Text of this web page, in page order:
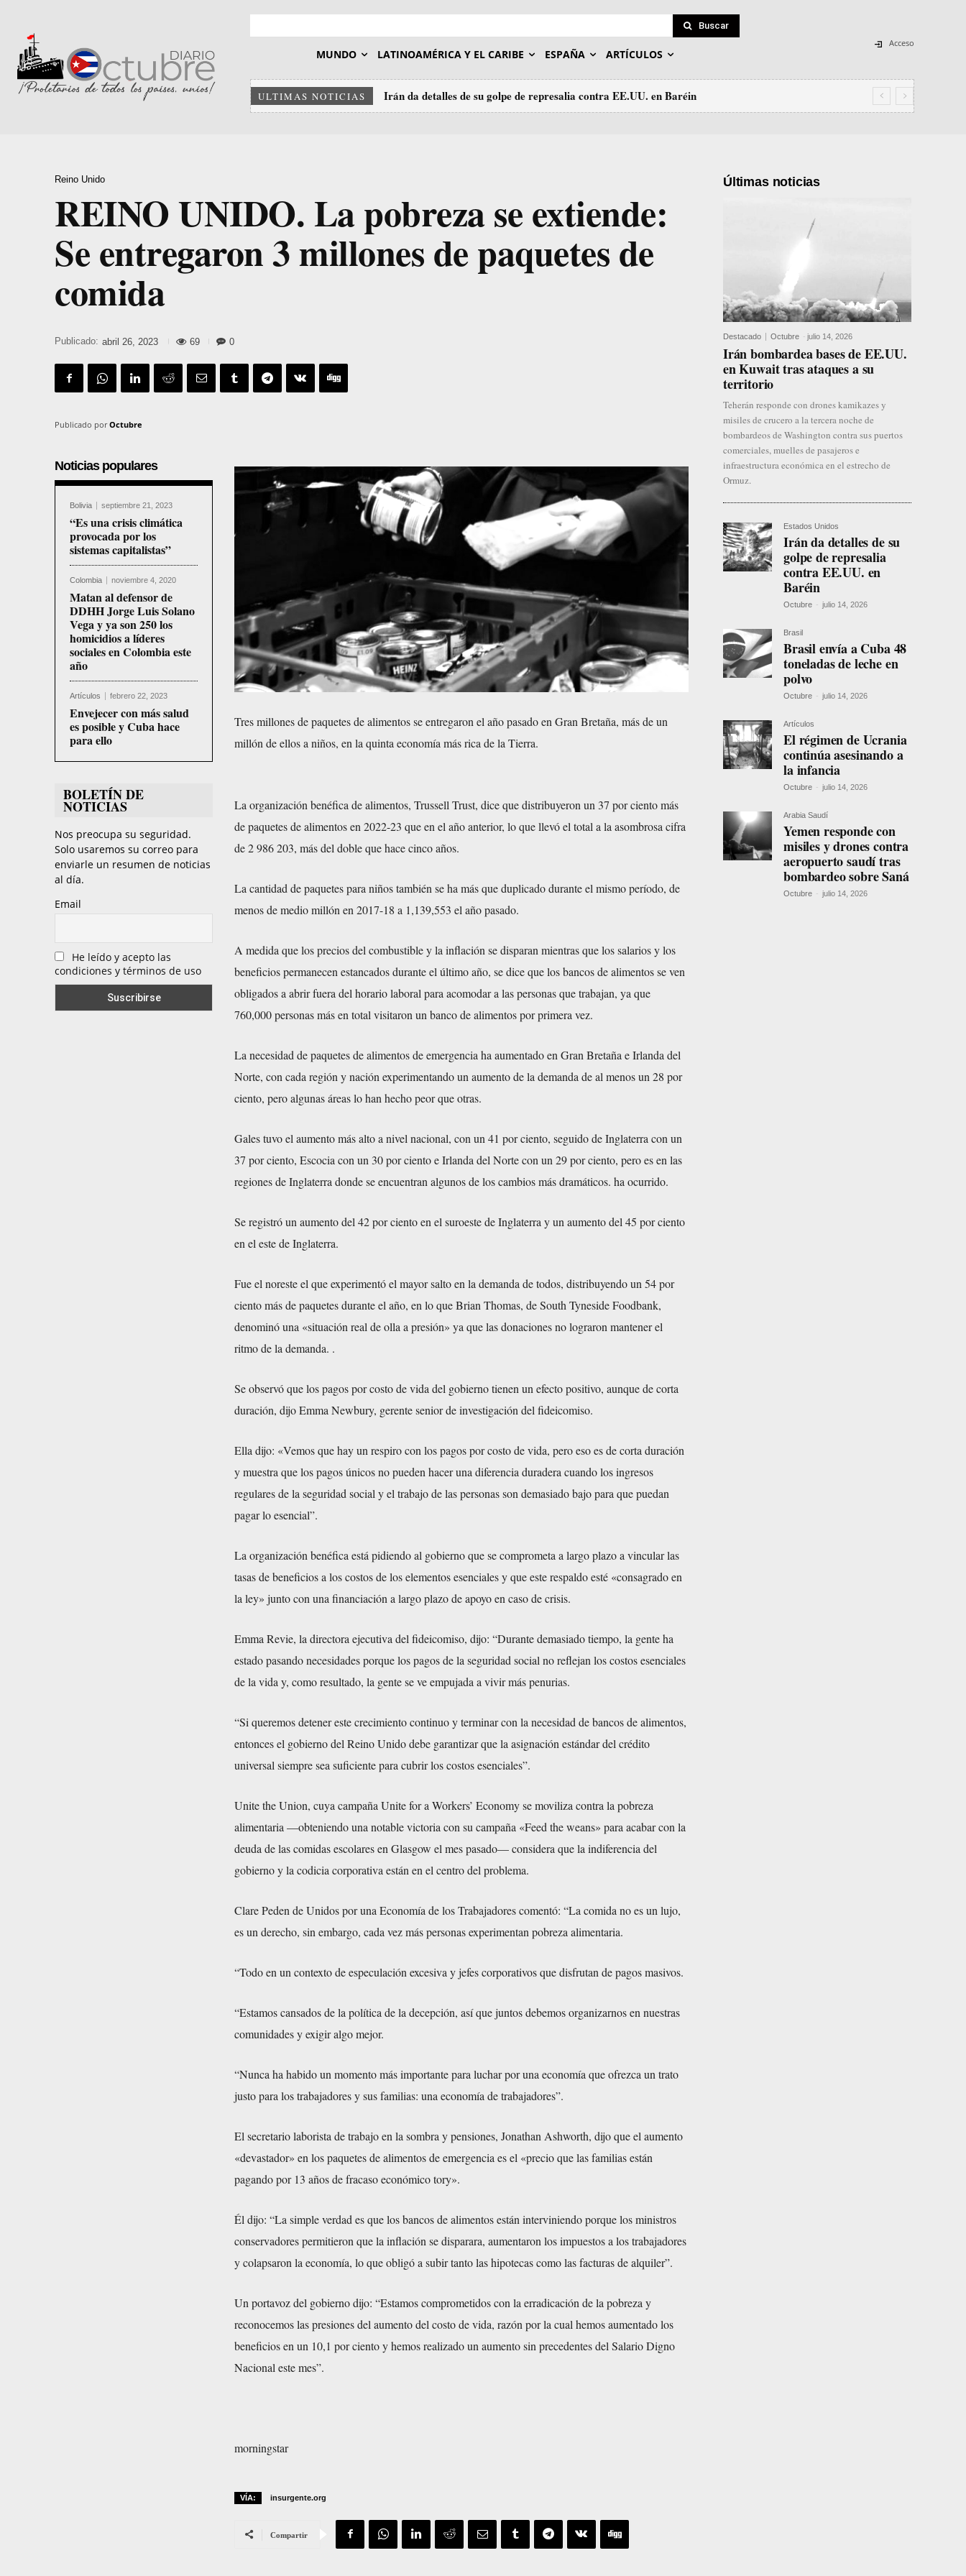
Buscar
MUNDO LATINOAMÉRICA Y EL CARIBE ESPAÑA ARTÍCULOS
Acceso
ULTIMAS NOTICIAS Irán da detalles de su golpe de represalia contra EE.UU. en Baréin
Reino Unido
REINO UNIDO. La pobreza se extiende:
Se entregaron 3 millones de paquetes de
comida
Publicado: abril 26, 2023 69 0
Publicado por Octubre
Noticias populares
Bolivia septiembre 21, 2023
“Es una crisis climática
provocada por los
sistemas capitalistas”
Colombia noviembre 4, 2020
Matan al defensor de
DDHH Jorge Luis Solano
Vega y ya son 250 los
homicidios a líderes
sociales en Colombia este
año
Artículos febrero 22, 2023
Envejecer con más salud
es posible y Cuba hace
para ello
BOLETÍN DE
NOTICIAS
Nos preocupa su seguridad.
Solo usaremos su correo para
enviarle un resumen de noticias
al día.
Email
He leído y acepto las
condiciones y términos de uso
Tres millones de paquetes de alimentos se entregaron el año pasado en Gran Bretaña, más de un
millón de ellos a niños, en la quinta economía más rica de la Tierra.
La organización benéfica de alimentos, Trussell Trust, dice que distribuyeron un 37 por ciento más
de paquetes de alimentos en 2022-23 que en el año anterior, lo que llevó el total a la asombrosa cifra
de 2 986 203, más del doble que hace cinco años.
La cantidad de paquetes para niños también se ha más que duplicado durante el mismo período, de
menos de medio millón en 2017-18 a 1,139,553 el año pasado.
A medida que los precios del combustible y la inflación se disparan mientras que los salarios y los
beneficios permanecen estancados durante el último año, se dice que los bancos de alimentos se ven
obligados a abrir fuera del horario laboral para acomodar a las personas que trabajan, ya que
760,000 personas más en total visitaron un banco de alimentos por primera vez.
La necesidad de paquetes de alimentos de emergencia ha aumentado en Gran Bretaña e Irlanda del
Norte, con cada región y nación experimentando un aumento de la demanda de al menos un 28 por
ciento, pero algunas áreas lo han hecho peor que otras.
Gales tuvo el aumento más alto a nivel nacional, con un 41 por ciento, seguido de Inglaterra con un
37 por ciento, Escocia con un 30 por ciento e Irlanda del Norte con un 29 por ciento, pero es en las
regiones de Inglaterra donde se encuentran algunos de los cambios más dramáticos. ha ocurrido.
Se registró un aumento del 42 por ciento en el suroeste de Inglaterra y un aumento del 45 por ciento
en el este de Inglaterra.
Fue el noreste el que experimentó el mayor salto en la demanda de todos, distribuyendo un 54 por
ciento más de paquetes durante el año, en lo que Brian Thomas, de South Tyneside Foodbank,
denominó una «situación real de olla a presión» ya que las donaciones no lograron mantener el
ritmo de la demanda. .
Se observó que los pagos por costo de vida del gobierno tienen un efecto positivo, aunque de corta
duración, dijo Emma Newbury, gerente senior de investigación del fideicomiso.
Ella dijo: «Vemos que hay un respiro con los pagos por costo de vida, pero eso es de corta duración
y muestra que los pagos únicos no pueden hacer una diferencia duradera cuando los ingresos
regulares de la seguridad social y el trabajo de las personas son demasiado bajo para que puedan
pagar lo esencial”.
La organización benéfica está pidiendo al gobierno que se comprometa a largo plazo a vincular las
tasas de beneficios a los costos de los elementos esenciales y que este respaldo esté «consagrado en
la ley» junto con una financiación a largo plazo de apoyo en caso de crisis.
Emma Revie, la directora ejecutiva del fideicomiso, dijo: “Durante demasiado tiempo, la gente ha
estado pasando necesidades porque los pagos de la seguridad social no reflejan los costos esenciales
de la vida y, como resultado, la gente se ve empujada a vivir más penurias.
“Si queremos detener este crecimiento continuo y terminar con la necesidad de bancos de alimentos,
entonces el gobierno del Reino Unido debe garantizar que la asignación estándar del crédito
universal siempre sea suficiente para cubrir los costos esenciales”.
Unite the Union, cuya campaña Unite for a Workers’ Economy se moviliza contra la pobreza
alimentaria —obteniendo una notable victoria con su campaña «Feed the weans» para acabar con la
deuda de las comidas escolares en Glasgow el mes pasado— considera que la indiferencia del
gobierno y la codicia corporativa están en el centro del problema.
Clare Peden de Unidos por una Economía de los Trabajadores comentó: “La comida no es un lujo,
es un derecho, sin embargo, cada vez más personas experimentan pobreza alimentaria.
“Todo en un contexto de especulación excesiva y jefes corporativos que disfrutan de pagos masivos.
“Estamos cansados ​​de la política de la decepción, así que juntos debemos organizarnos en nuestras
comunidades y exigir algo mejor.
“Nunca ha habido un momento más importante para luchar por una economía que ofrezca un trato
justo para los trabajadores y sus familias: una economía de trabajadores”.
El secretario laborista de trabajo en la sombra y pensiones, Jonathan Ashworth, dijo que el aumento
«devastador» en los paquetes de alimentos de emergencia es el «precio que las familias están
pagando por 13 años de fracaso económico tory».
Él dijo: “La simple verdad es que los bancos de alimentos están interviniendo porque los ministros
conservadores permitieron que la inflación se disparara, aumentaron los impuestos a los trabajadores
y colapsaron la economía, lo que obligó a subir tanto las hipotecas como las facturas de alquiler”.
Un portavoz del gobierno dijo: “Estamos comprometidos con la erradicación de la pobreza y
reconocemos las presiones del aumento del costo de vida, razón por la cual hemos aumentado los
beneficios en un 10,1 por ciento y hemos realizado un aumento sin precedentes del Salario Digno
Nacional este mes”.
morningstar
VÍA: insurgente.org
Compartir
Últimas noticias
Destacado Octubre - julio 14, 2026
Irán bombardea bases de EE.UU.
en Kuwait tras ataques a su
territorio
Teherán responde con drones kamikazes y
misiles de crucero a la tercera noche de
bombardeos de Washington contra sus puertos
comerciales, muelles de pasajeros e
infraestructura económica en el estrecho de
Ormuz.
Estados Unidos
Irán da detalles de su
golpe de represalia
contra EE.UU. en
Baréin
Octubre - julio 14, 2026
Brasil
Brasil envía a Cuba 48
toneladas de leche en
polvo
Octubre - julio 14, 2026
Artículos
El régimen de Ucrania
continúa asesinando a
la infancia
Octubre - julio 14, 2026
Arabia Saudí
Yemen responde con
misiles y drones contra
aeropuerto saudí tras
bombardeo sobre Saná
Octubre - julio 14, 2026